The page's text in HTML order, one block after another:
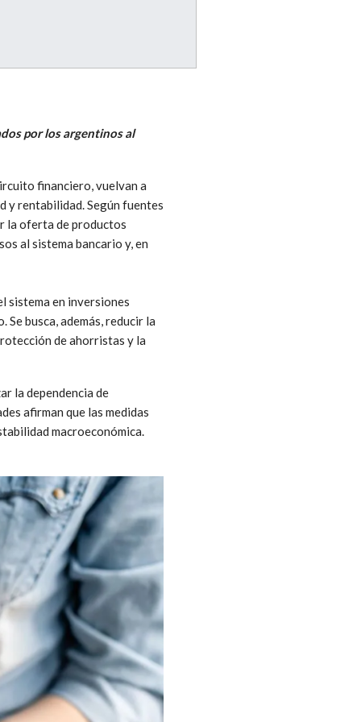
por los argentinos al
financiero, vuelvan a
y rentabilidad. Según fuentes
la oferta de productos
al sistema bancario y, en
sistema en inversiones
busca, además, reducir la
de ahorristas y la
la dependencia de
afirman que las medidas
macroeconómica.